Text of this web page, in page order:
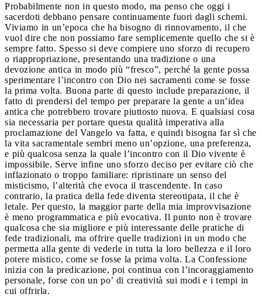
Probabilmente non in questo modo, ma penso che oggi i
sacerdoti debbano pensare continuamente fuori dagli schemi.
Viviamo in un’epoca che ha bisogno di rinnovamento, il che
vuol dire che non possiamo fare semplicemente quello che si è
sempre fatto. Spesso si deve compiere uno sforzo di recupero
o riappropriazione, presentando una tradizione o una
devozione antica in modo più “fresco”, perché la gente possa
sperimentare l’incontro con Dio nei sacramenti come se fosse
la prima volta. Buona parte di questo include preparazione, il
fatto di prendersi del tempo per preparare la gente a un’idea
antica che potrebbero trovare piuttosto nuova. E qualsiasi cosa
sia necessaria per portare questa qualità imperativa alla
proclamazione del Vangelo va fatta, e quindi bisogna far sì che
la vita sacramentale sembri meno un’opzione, una preferenza,
e più qualcosa senza la quale l’incontro con il Dio vivente è
impossibile. Serve infine uno sforzo deciso per evitare ciò che
inflazionato o troppo familiare: ripristinare un senso del
misticismo, l’alterità che evoca il trascendente. In caso
contrario, la pratica della fede diventa stereotipata, il che è
letale. Per questo, la maggior parte della mia improvvisazione
è meno programmatica e più evocativa. Il punto non è trovare
qualcosa che sia migliore e più interessante delle pratiche di
fede tradizionali, ma offrire quelle tradizioni in un modo che
permetta alla gente di vederle in tutta la loro bellezza e il loro
potere mistico, come se fosse la prima volta. La Confessione
inizia con la predicazione, poi continua con l’incoraggiamento
personale, forse con un po’ di creatività sui modi e i tempi in
cui offrirla.